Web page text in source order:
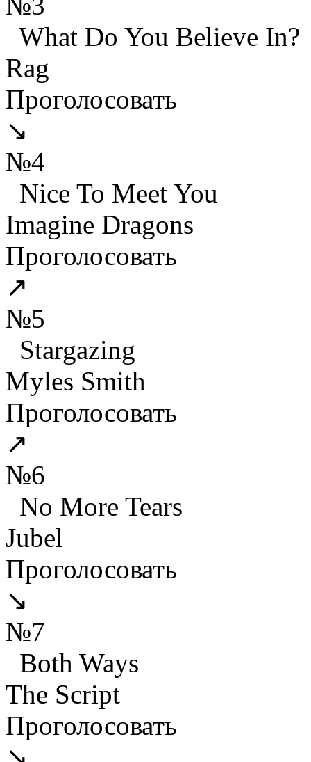
What Do You Believe In?
Rag
Проголосовать
↘
№4
Nice To Meet You
Imagine Dragons
Проголосовать
↗
№5
Stargazing
Myles Smith
Проголосовать
↗
№6
No More Tears
Jubel
Проголосовать
↘
№7
Both Ways
The Script
Проголосовать